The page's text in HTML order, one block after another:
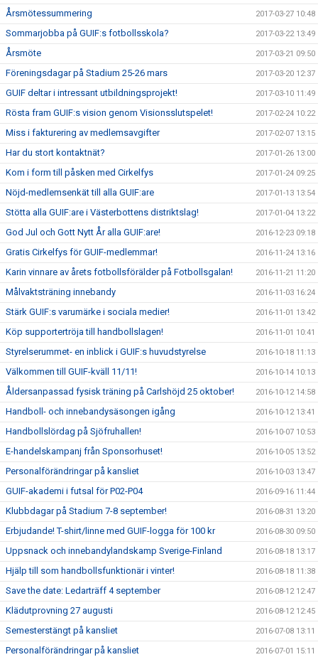
Årsmötessummering 2017-03-27 10:48
Sommarjobba på GUIF:s fotbollsskola? 2017-03-22 13:49
Årsmöte 2017-03-21 09:50
Föreningsdagar på Stadium 25-26 mars 2017-03-20 12:37
GUIF deltar i intressant utbildningsprojekt! 2017-03-10 11:49
Rösta fram GUIF:s vision genom Visionsslutspelet! 2017-02-24 10:22
Miss i fakturering av medlemsavgifter 2017-02-07 13:15
Har du stort kontaktnät? 2017-01-26 13:00
Kom i form till påsken med Cirkelfys 2017-01-24 09:25
Nöjd-medlemsenkät till alla GUIF:are 2017-01-13 13:54
Stötta alla GUIF:are i Västerbottens distriktslag! 2017-01-04 13:22
God Jul och Gott Nytt År alla GUIF:are! 2016-12-23 09:18
Gratis Cirkelfys för GUIF-medlemmar! 2016-11-24 13:16
Karin vinnare av årets fotbollsförälder på Fotbollsgalan! 2016-11-21 11:20
Målvaktsträning innebandy 2016-11-03 16:24
Stärk GUIF:s varumärke i sociala medier! 2016-11-01 13:42
Köp supportertröja till handbollslagen! 2016-11-01 10:41
Styrelserummet- en inblick i GUIF:s huvudstyrelse 2016-10-18 11:13
Välkommen till GUIF-kväll 11/11! 2016-10-14 10:13
Åldersanpassad fysisk träning på Carlshöjd 25 oktober! 2016-10-12 14:58
Handboll- och innebandysäsongen igång 2016-10-12 13:41
Handbollslördag på Sjöfruhallen! 2016-10-07 10:53
E-handelskampanj från Sponsorhuset! 2016-10-05 13:52
Personalförändringar på kansliet 2016-10-03 13:47
GUIF-akademi i futsal för P02-P04 2016-09-16 11:44
Klubbdagar på Stadium 7-8 september! 2016-08-31 13:20
Erbjudande! T-shirt/linne med GUIF-logga för 100 kr 2016-08-30 09:50
Uppsnack och innebandylandskamp Sverige-Finland 2016-08-18 13:17
Hjälp till som handbollsfunktionär i vinter! 2016-08-18 11:38
Save the date: Ledarträff 4 september 2016-08-12 12:47
Klädutprovning 27 augusti 2016-08-12 12:45
Semesterstängt på kansliet 2016-07-08 13:11
Personalförändringar på kansliet 2016-07-01 15:11